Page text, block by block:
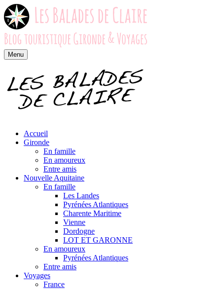
Menu
Accueil
Gironde
En famille
En amoureux
Entre amis
Nouvelle Aquitaine
En famille
Les Landes
Pyrénées Atlantiques
Charente Maritime
Vienne
Dordogne
LOT ET GARONNE
En amoureux
Pyrénées Atlantiques
Entre amis
Voyages
France